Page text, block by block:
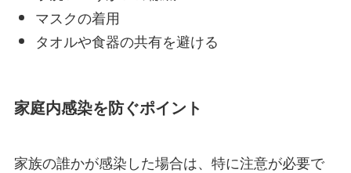
マスクの着用
タオルや食器の共有を避ける
家庭内感染を防ぐポイント
家族の誰かが感染した場合は、特に注意が必要で